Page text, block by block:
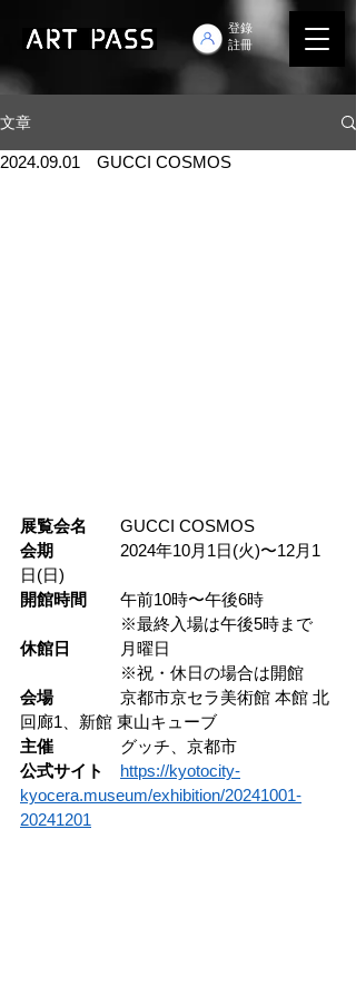
登錄
註冊
文章
2024.09.01 GUCCI COSMOS
展覧会名
GUCCI COSMOS
会期 2024年10月1日(火)〜12月1
日(日)
開館時間 午前10時〜午後6時
※最終入場は午後5時まで
休館日
月曜日
※祝・休日の場合は開館
会場 京都市京セラ美術館 本館 北
回廊1、新館 東山キューブ
主催 グッチ、京都市
公式サイト
https://kyotocity-
kyocera.museum/exhibition/20241001-
20241201